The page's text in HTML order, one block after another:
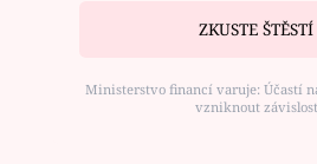
ZKUSTE ŠTĚSTÍ
Ministerstvo financí varuje: Účastí
vzniknout